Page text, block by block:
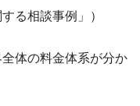
る相談事例」）
体の料金体系が分か